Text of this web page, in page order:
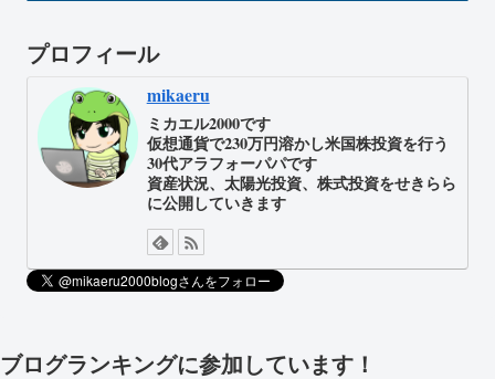
プロフィール
mikaeru
ミカエル2000です
仮想通貨で230万円溶かし米国株投資を行う
30代アラフォーパパです
資産状況、太陽光投資、株式投資をせきらら
に公開していきます
ブログランキングに参加しています！